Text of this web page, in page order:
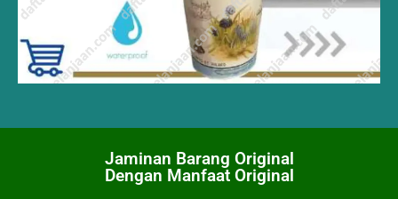
Jaminan Barang Original
Dengan Manfaat Original